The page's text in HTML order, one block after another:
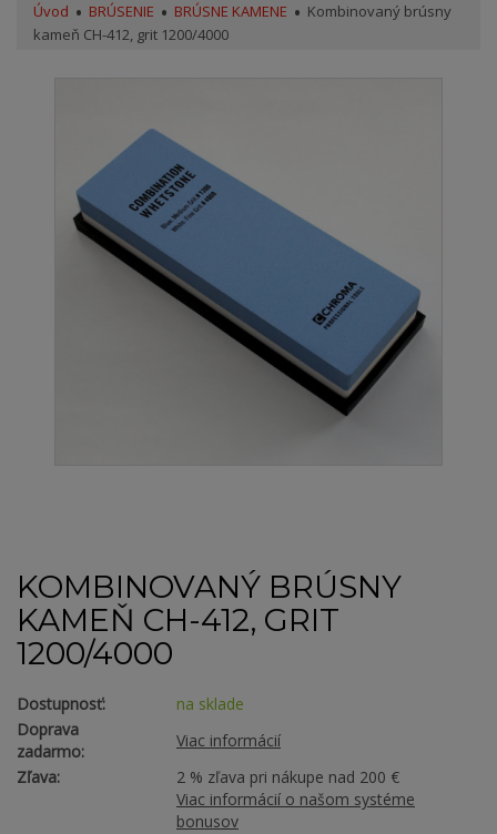
Úvod BRÚSENIE BRÚSNE KAMENE
Kombinovaný brúsny
kameň CH-412, grit 1200/4000
KOMBINOVANÝ BRÚSNY
KAMEŇ CH-412, GRIT
1200/4000
Dostupnosť:
na sklade
Doprava
zadarmo:
Viac informácií
Zľava:
2 % zľava pri nákupe nad 200 €
Viac informácií o našom systéme
bonusov